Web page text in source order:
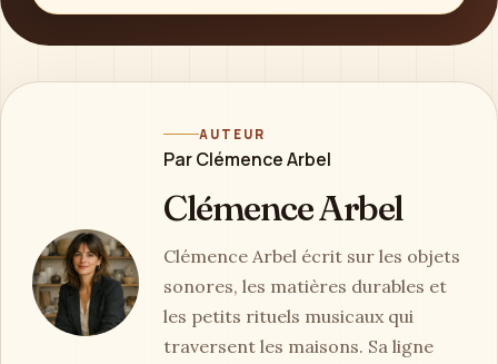
AUTEUR
Par Clémence Arbel
Clémence Arbel
Clémence Arbel écrit sur les objets
sonores, les matières durables et
les petits rituels musicaux qui
traversent les maisons. Sa ligne